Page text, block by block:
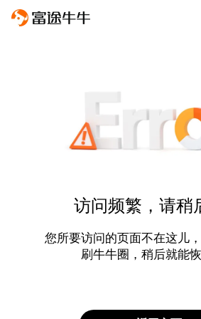
访问频繁，请稍
您所要访问的页面不在这儿
刷牛牛圈，稍后就能